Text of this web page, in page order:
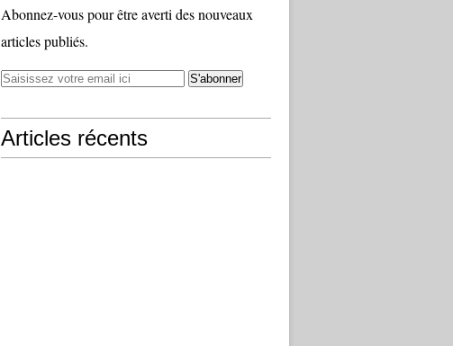
Abonnez-vous pour être averti des nouveaux
articles publiés.
Articles récents